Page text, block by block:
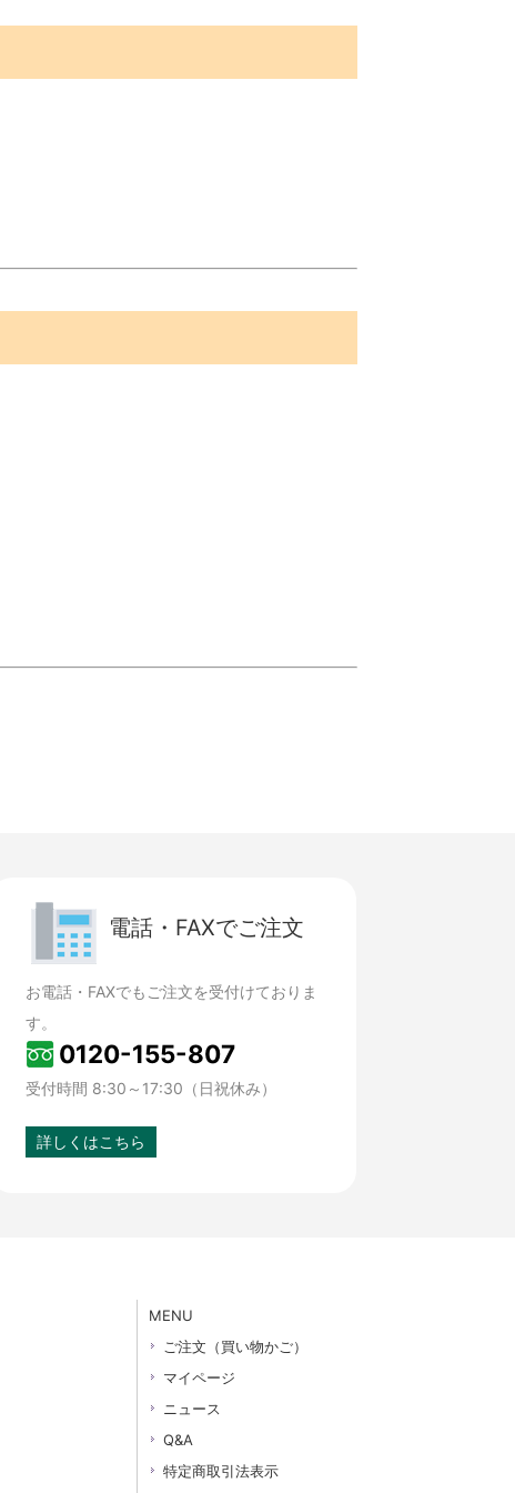
電話・FAXでご注文
お電話・FAXでもご注文を受付けておりま
す。
0120-155-807
受付時間 8:30～17:30（日祝休み）
詳しくはこちら
MENU
ご注文（買い物かご）
マイページ
ニュース
Q&A
特定商取引法表示